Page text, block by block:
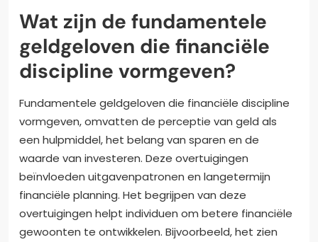
Wat zijn de fundamentele
geldgeloven die financiële
discipline vormgeven?
Fundamentele geldgeloven die financiële discipline
vormgeven, omvatten de perceptie van geld als
een hulpmiddel, het belang van sparen en de
waarde van investeren. Deze overtuigingen
beïnvloeden uitgavenpatronen en langetermijn
financiële planning. Het begrijpen van deze
overtuigingen helpt individuen om betere financiële
gewoonten te ontwikkelen. Bijvoorbeeld, het zien